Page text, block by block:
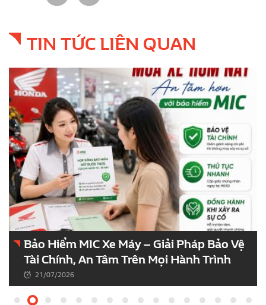
TIN TỨC LIÊN QUAN
Bảo Hiểm MIC Xe Máy – Giải Pháp Bảo Vệ
Tài Chính, An Tâm Trên Mọi Hành Trình
21/07/2026